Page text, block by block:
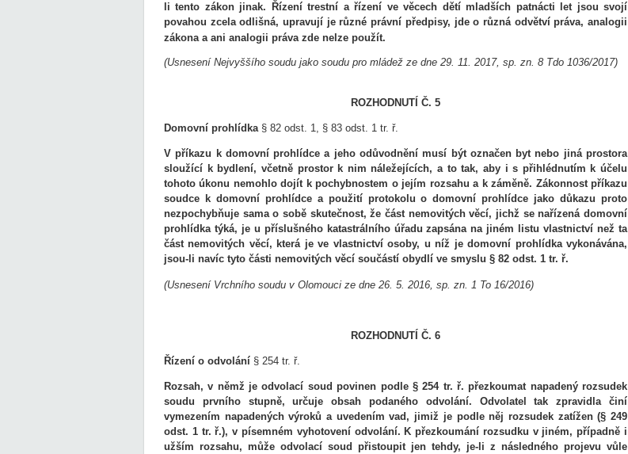
li tento zákon jinak. Řízení trestní a řízení ve věcech dětí mladších patnácti let jsou svojí
povahou zcela odlišná, upravují je různé právní předpisy, jde o různá odvětví práva, analogii
zákona a ani analogii práva zde nelze použít.
(Usnesení Nejvyššího soudu jako soudu pro mládež ze dne 29. 11. 2017, sp. zn. 8 Tdo 1036/2017)
ROZHODNUTÍ Č. 5
Domovní prohlídka § 82 odst. 1, § 83 odst. 1 tr. ř.
V příkazu k domovní prohlídce a jeho odůvodnění musí být označen byt nebo jiná prostora
sloužící k bydlení, včetně prostor k nim náležejících, a to tak, aby i s přihlédnutím k účelu
tohoto úkonu nemohlo dojít k pochybnostem o jejím rozsahu a k záměně. Zákonnost příkazu
soudce k domovní prohlídce a použití protokolu o domovní prohlídce jako důkazu proto
nezpochybňuje sama o sobě skutečnost, že část nemovitých věcí, jichž se nařízená domovní
prohlídka týká, je u příslušného katastrálního úřadu zapsána na jiném listu vlastnictví než ta
část nemovitých věcí, která je ve vlastnictví osoby, u níž je domovní prohlídka vykonávána,
jsou-li navíc tyto části nemovitých věcí součástí obydlí ve smyslu § 82 odst. 1 tr. ř.
(Usnesení Vrchního soudu v Olomouci ze dne 26. 5. 2016, sp. zn. 1 To 16/2016)
ROZHODNUTÍ Č. 6
Řízení o odvolání § 254 tr. ř.
Rozsah, v němž je odvolací soud povinen podle § 254 tr. ř. přezkoumat napadený rozsudek
soudu prvního stupně, určuje obsah podaného odvolání. Odvolatel tak zpravidla činí
vymezením napadených výroků a uvedením vad, jimiž je podle něj rozsudek zatížen (§ 249
odst. 1 tr. ř.), v písemném vyhotovení odvolání. K přezkoumání rozsudku v jiném, případně i
užším rozsahu, může odvolací soud přistoupit jen tehdy, je-li z následného projevu vůle